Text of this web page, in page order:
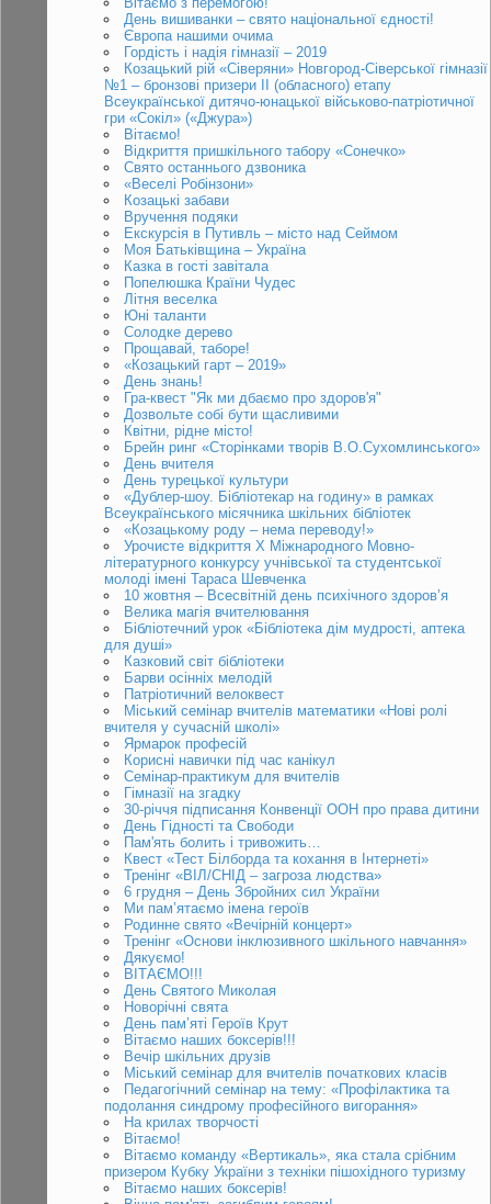
День вишиванки – свято національної єдності!
Європа нашими очима
Гордість і надія гімназії – 2019
Козацький рій «Сіверяни» Новгород-Сіверської гімназії
№1 – бронзові призери ІІ (обласного) етапу
Всеукраїнської дитячо-юнацької військово-патріотичної
гри «Сокіл» («Джура»)
Вітаємо!
Відкриття пришкільного табору «Сонечко»
Свято останнього дзвоника
«Веселі Робінзони»
Козацькі забави
Вручення подяки
Екскурсія в Путивль – місто над Сеймом
Моя Батьківщина – Україна
Казка в гості завітала
Попелюшка Країни Чудес
Літня веселка
Юні таланти
Солодке дерево
Прощавай, таборе!
«Козацький гарт – 2019»
День знань!
Гра-квест "Як ми дбаємо про здоров'я"
Дозвольте собі бути щасливими
Квітни, рідне місто!
Брейн ринг «Сторінками творів В.О.Сухомлинського»
День вчителя
День турецької культури
«Дублер-шоу. Бібліотекар на годину» в рамках
Всеукраїнського місячника шкільних бібліотек
«Козацькому роду – нема переводу!»
Урочисте відкриття Х Міжнародного Мовно-
літературного конкурсу учнівської та студентської
молоді імені Тараса Шевченка
10 жовтня – Всесвітній день психічного здоров’я
Велика магія вчителювання
Бібліотечний урок «Бібліотека дім мудрості, аптека
для душі»
Казковий світ бібліотеки
Барви осінніх мелодій
Патріотичний велоквест
Міський семінар вчителів математики «Нові ролі
вчителя у сучасній школі»
Ярмарок професій
Корисні навички під час канікул
Семінар-практикум для вчителів
Гімназії на згадку
30-річчя підписання Конвенції ООН про права дитини
День Гідності та Свободи
Пам'ять болить і тривожить…
Квест «Тест Білборда та кохання в Інтернеті»
Тренінг «ВІЛ/СНІД – загроза людства»
6 грудня – День Збройних сил України
Ми пам’ятаємо імена героїв
Родинне свято «Вечірній концерт»
Тренінг «Основи інклюзивного шкільного навчання»
Дякуємо!
ВІТАЄМО!!!
День Святого Миколая
Новорічні свята
День пам’яті Героїв Крут
Вітаємо наших боксерів!!!
Вечір шкільних друзів
Міський семінар для вчителів початкових класів
Педагогічний семінар на тему: «Профілактика та
подолання синдрому професійного вигорання»
На крилах творчості
Вітаємо!
Вітаємо команду «Вертикаль», яка стала срібним
призером Кубку України з техніки пішохідного туризму
Вітаємо наших боксерів!